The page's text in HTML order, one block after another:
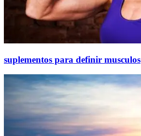
suplementos para definir musculos